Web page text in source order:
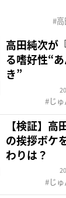
高
高田純次が
る嗜好性“
き”
じ
【検証】高
の挨拶ボケ
わりは？
じ